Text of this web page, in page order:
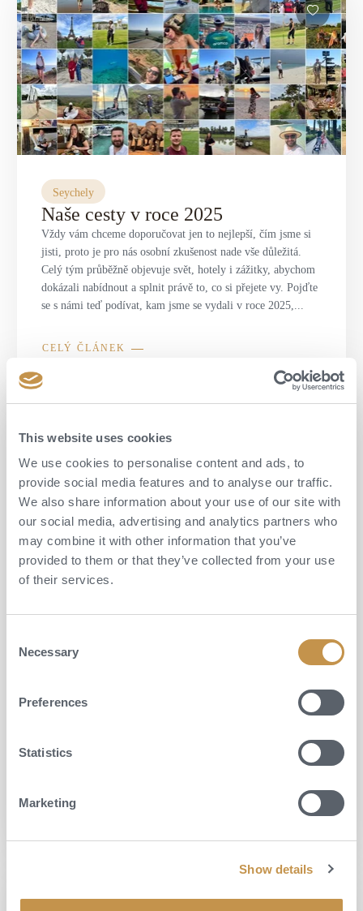
This website uses cookies
We use cookies to personalise content and ads, to
provide social media features and to analyse our traffic.
We also share information about your use of our site with
our social media, advertising and analytics partners who
may combine it with other information that you’ve
provided to them or that they’ve collected from your use
of their services.
Selection
Necessary
Preferences
Statistics
Marketing
Show details
Seychely
Naše cesty v roce 2025
Vždy vám chceme doporučovat jen to nejlepší, čím jsme si
jisti, proto je pro nás osobní zkušenost nade vše důležitá.
Celý tým průběžně objevuje svět, hotely i zážitky, abychom
dokázali nabídnout a splnit právě to, co si přejete vy. Pojďte
se s námi teď podívat, kam jsme se vydali v roce 2025,...
CELÝ ČLÁNEK
Cesta časem i Toskánskem – moje
zkušenost z vlaku La Dolce Vita
zlatých časů italského stylu a elegance. Na palubě vlaku La
jsem se vydala na cestu po Toskánsku – krajině tak malebné,